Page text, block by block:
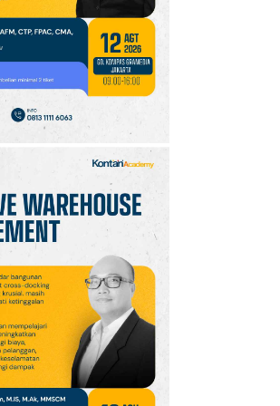
Persija vs Arema
Juara 3
2026,
Sore Ini